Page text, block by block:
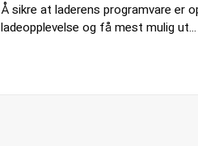
Å sikre at laderens programvare er
ladeopplevelse og få mest mulig ut...